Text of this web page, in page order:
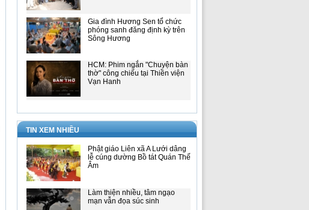
Gia đình Hương Sen tổ chức
phóng sanh đăng định kỳ trên
Sông Hương
HCM: Phim ngắn "Chuyện bàn
thờ" công chiếu tại Thiền viện
Vạn Hanh
TIN XEM NHIỀU
Phật giáo Liên xã A Lưới dâng
lễ cúng dường Bồ tát Quán Thế
Âm
Làm thiện nhiều, tâm ngạo
mạn vẫn đọa súc sinh